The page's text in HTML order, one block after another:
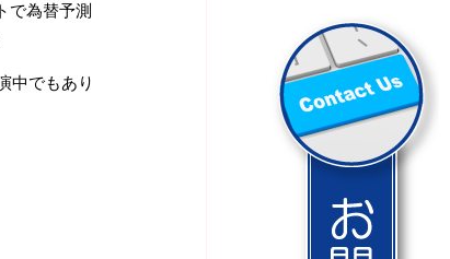
で為替予測
中でもあり